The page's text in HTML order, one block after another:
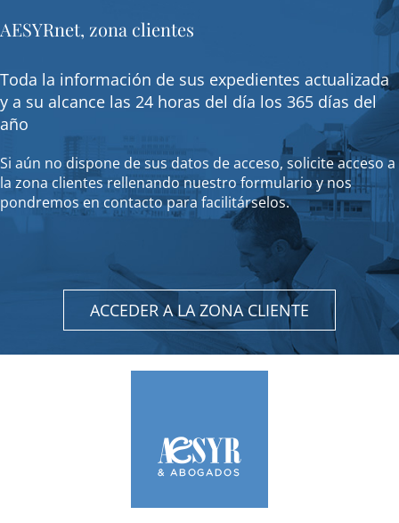
AESYRnet, zona clientes
Toda la información de sus expedientes actualizada
y a su alcance las 24 horas del día los 365 días del
año
Si aún no dispone de sus datos de acceso, solicite acceso a
la zona clientes rellenando nuestro formulario y nos
pondremos en contacto para facilitárselos.
ACCEDER A LA ZONA CLIENTE